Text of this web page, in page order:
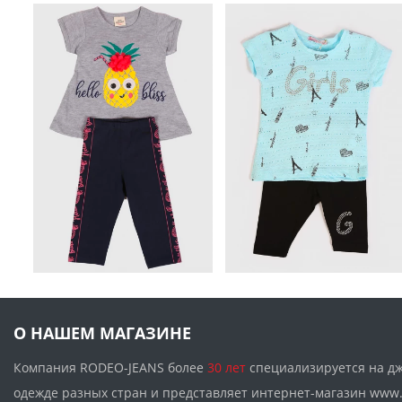
О НАШЕМ МАГАЗИНЕ
Компания RODEO-JEANS более 30 лет специализируется на
одежде разных стран и представляет интернет-магазин